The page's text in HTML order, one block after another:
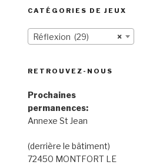
CATÉGORIES DE JEUX
×
Réflexion (29)
RETROUVEZ-NOUS
Prochaines
permanences:
Annexe St Jean
(derrière le bâtiment)
72450 MONTFORT LE